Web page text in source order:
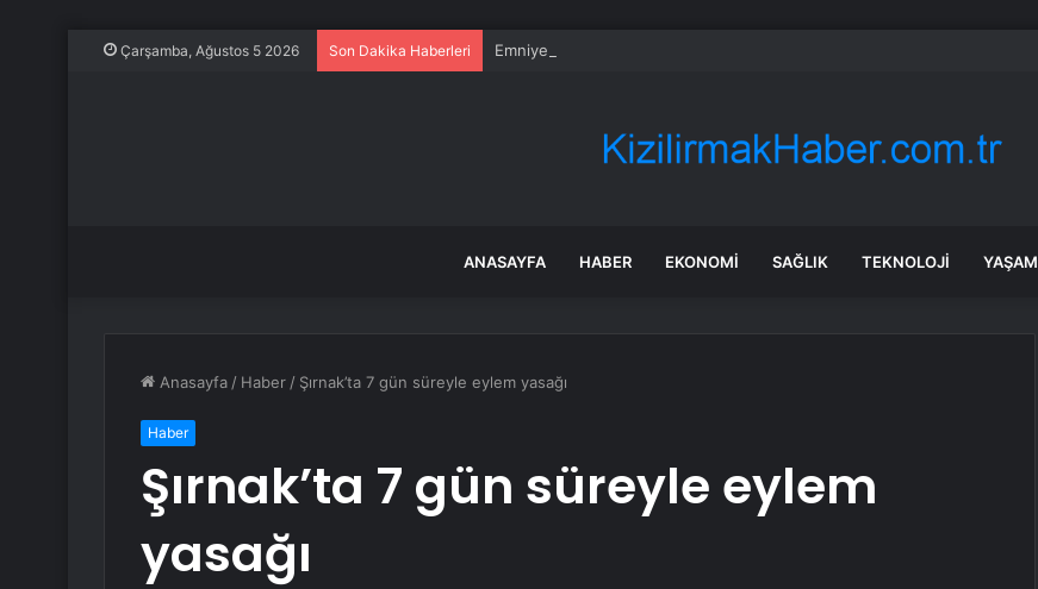
Çarşamba, Ağustos 5 2026 Son Dakika Haberleri Emniyet halatı kopan deneyimli dağcı 12 metrelik uçuruma düştü
ANASAYFA HABER EKONOMI SAĞLIK TEKNOLOJI YAŞAM
Anasayfa / Haber / Şırnak’ta 7 gün süreyle eylem yasağı
Haber
Şırnak’ta 7 gün süreyle eylem
yasağı